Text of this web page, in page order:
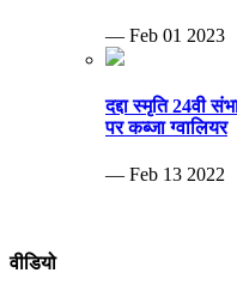
— Feb 01 2023
दद्दा स्मृति 24वी
पर कब्जा ग्वालियर
— Feb 13 2022
वीडियो